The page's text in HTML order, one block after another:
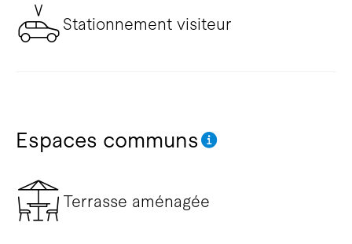
Stationnement visiteur
Espaces communs
Terrasse aménagée